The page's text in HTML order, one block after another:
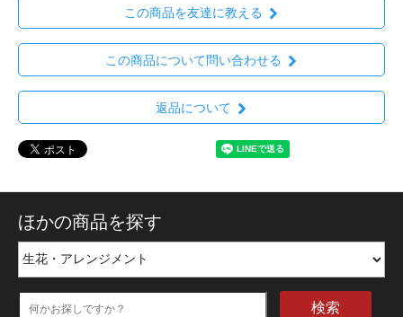
この商品を友達に教える
この商品について問い合わせる
返品について
ほかの商品を探す
検索